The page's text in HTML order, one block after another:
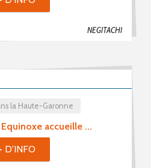
NEGITACHI
accueille ...
la Haute-Garonne
D'INFO